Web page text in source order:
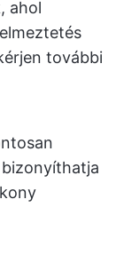
ahol
további